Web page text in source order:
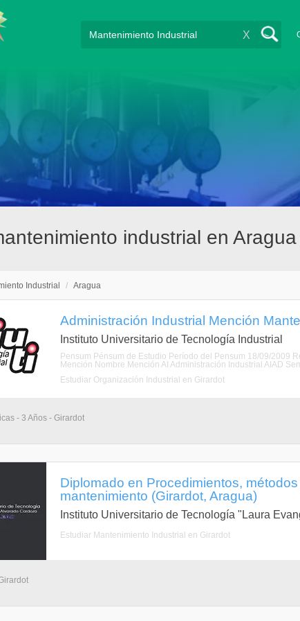
X
industrial en Aragua
Industrial / Aragua
Administración Industrial Mención
Instituto Universitario de Tecnología Industrial
Pensum Pénsum de Estudio Período del Pensum 18/09/2009
Mención Nombre Mención AI Administración Industrial AIAD
Estudiar Organización Industrial en Girardot
- 3 Años - Girardot
Diplomado en Procedimientos,
mantenimiento (Girardot, Aragua)
Instituto Universitario de Tecnología "Laura
Estudiar Mantenimiento Industrial en Girardot